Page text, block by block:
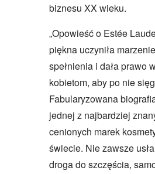
biznesu XX wieku.
„Opowieść o Estée
piękna uczyniła
spełnienia i dała prawo
kobietom, aby po nie
Fabularyzowana
jednej z najbardziej
cenionych marek
świecie. Nie zawsze
droga do szczęścia,